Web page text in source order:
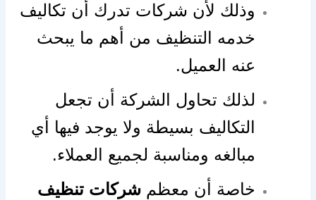
وذلك لأن شركات تدرك أن تكاليف
خدمه التنظيف من أهم ما يبحث
عنه العميل.
لذلك تحاول الشركة أن تجعل
التكاليف بسيطة ولا يوجد فيها أي
مبالغه ومناسبة لجميع العملاء.
خاصة أن معظمشركات تنظيف